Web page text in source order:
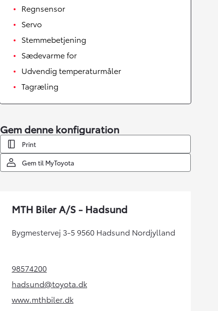
Regnsensor
Servo
Stemmebetjening
Sædevarme for
Udvendig temperaturmåler
Tagræling
Gem denne konfiguration
Print
Gem til MyToyota
MTH Biler A/S - Hadsund
Bygmestervej 3-5 9560 Hadsund Nordjylland
98574200(Opens in new tab)
hadsund@toyota.dk
(Opens in new tab)
www.mthbiler.dk(Opens in new tab)